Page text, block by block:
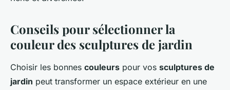
Conseils pour sélectionner la
couleur des sculptures de jardin
Choisir les bonnes couleurs pour vos sculptures de
jardin peut transformer un espace extérieur en une